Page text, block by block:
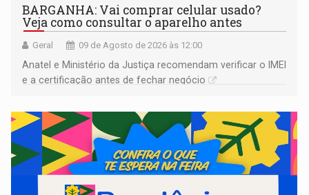
BARGANHA: Vai comprar celular usado?
Veja como consultar o aparelho antes
Geral 09 de Agosto de 2026 às 12:00
Anatel e Ministério da Justiça recomendam verificar o IMEI
e a certificação antes de fechar negócio